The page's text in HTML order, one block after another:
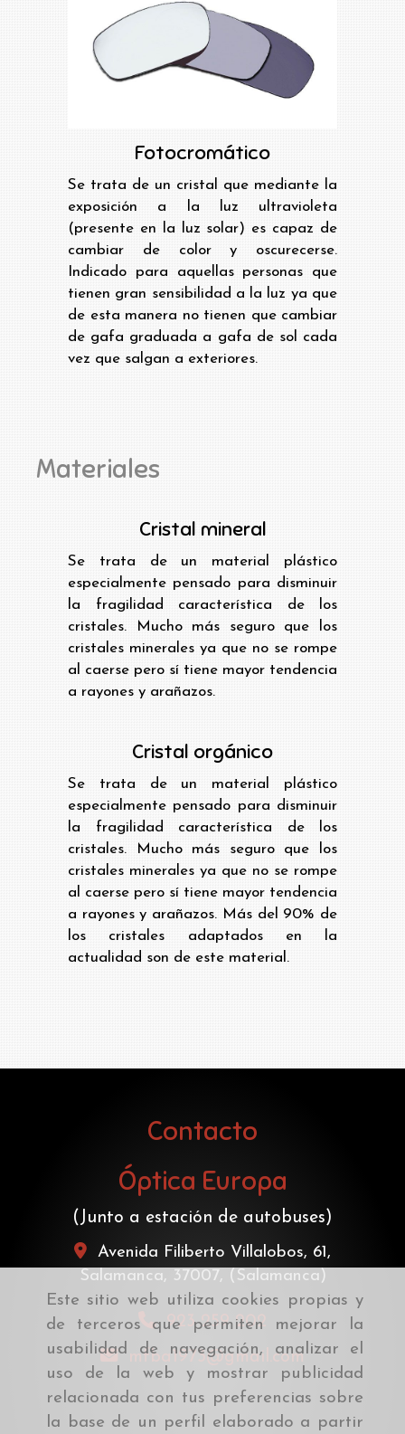
Este sitio web utiliza cookies propias y
de terceros que permiten mejorar la
usabilidad de navegación, analizar el
uso de la web y mostrar publicidad
relacionada con tus preferencias sobre
la base de un perfil elaborado a partir
Fotocromático
Se trata de un cristal que mediante la
exposición a la luz ultravioleta
(presente en la luz solar) es capaz de
cambiar de color y oscurecerse.
Indicado para aquellas personas que
tienen gran sensibilidad a la luz ya que
de esta manera no tienen que cambiar
de gafa graduada a gafa de sol cada
vez que salgan a exteriores.
Materiales
Cristal mineral
Se trata de un material plástico
especialmente pensado para disminuir
la fragilidad característica de los
cristales. Mucho más seguro que los
cristales minerales ya que no se rompe
al caerse pero sí tiene mayor tendencia
a rayones y arañazos.
Cristal orgánico
Se trata de un material plástico
especialmente pensado para disminuir
la fragilidad característica de los
cristales. Mucho más seguro que los
cristales minerales ya que no se rompe
al caerse pero sí tiene mayor tendencia
a rayones y arañazos. Más del 90% de
los cristales adaptados en la
actualidad son de este material.
Contacto
Óptica Europa
(Junto a estación de autobuses)
Avenida Filiberto Villalobos, 61,
Salamanca, 37007, (Salamanca)
923 259 202
mfba1973
gmail.com